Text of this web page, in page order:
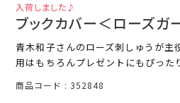
入荷しました♪
ブックカバー＜ローズガ
青木和子さんのローズ刺しゅうが主
用はもちろんプレゼントにもぴった
商品コード 352848